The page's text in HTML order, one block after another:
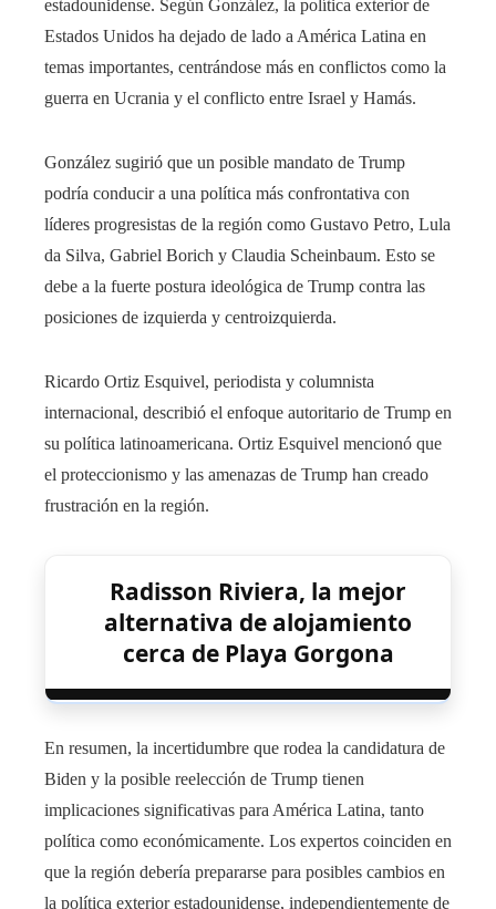
estadounidense. Según González, la política exterior de
Estados Unidos ha dejado de lado a América Latina en
temas importantes, centrándose más en conflictos como la
guerra en Ucrania y el conflicto entre Israel y Hamás.
González sugirió que un posible mandato de Trump
podría conducir a una política más confrontativa con
líderes progresistas de la región como Gustavo Petro, Lula
da Silva, Gabriel Borich y Claudia Scheinbaum. Esto se
debe a la fuerte postura ideológica de Trump contra las
posiciones de izquierda y centroizquierda.
Ricardo Ortiz Esquivel, periodista y columnista
internacional, describió el enfoque autoritario de Trump en
su política latinoamericana. Ortiz Esquivel mencionó que
el proteccionismo y las amenazas de Trump han creado
frustración en la región.
Radisson Riviera, la mejor
alternativa de alojamiento
cerca de Playa Gorgona
En resumen, la incertidumbre que rodea la candidatura de
Biden y la posible reelección de Trump tienen
implicaciones significativas para América Latina, tanto
política como económicamente. Los expertos coinciden en
que la región debería prepararse para posibles cambios en
la política exterior estadounidense, independientemente de